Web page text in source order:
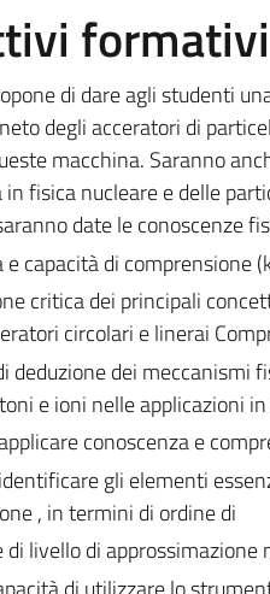
formativi
di dare agli studenti
degli acceratori di
macchina. Saranno
in fisica nucleare e delle
date le conoscenze
e capacità di comprensione
critica dei principali
circolari e linerai
deduzione dei meccanismi
e ioni nelle applicazioni
conoscenza e
gli elementi
, in termini di ordine di
di livello di